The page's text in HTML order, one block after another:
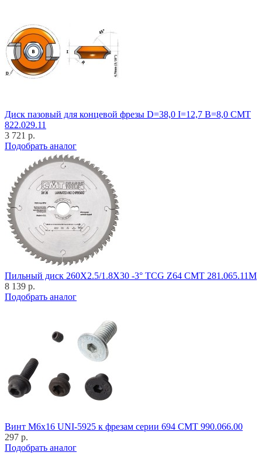
Диск пазовый для концевой фрезы D=38,0 I=12,7 B=8,0 CMT
822.029.11
3 721 р.
Подобрать аналог
Пильный диск 260X2.5/1.8X30 -3° TCG Z64 CMT 281.065.11M
8 139 р.
Подобрать аналог
Винт M6x16 UNI-5925 к фрезам серии 694 CMT 990.066.00
297 р.
Подобрать аналог